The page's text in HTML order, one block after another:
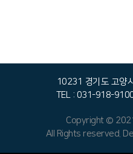
10231 경기도 고양
TEL : 031-918-
Copyright ©
All Rights reserved.